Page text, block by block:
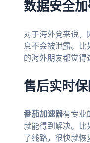
数据安全
对于海外党来说，
息不会被泄露。比
的海外朋友都觉得
售后实时
番茄加速器有专业
就能得到解决。比
了线路，很快就恢